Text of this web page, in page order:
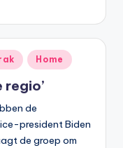
Home
regio’
de
president Biden
de groep om